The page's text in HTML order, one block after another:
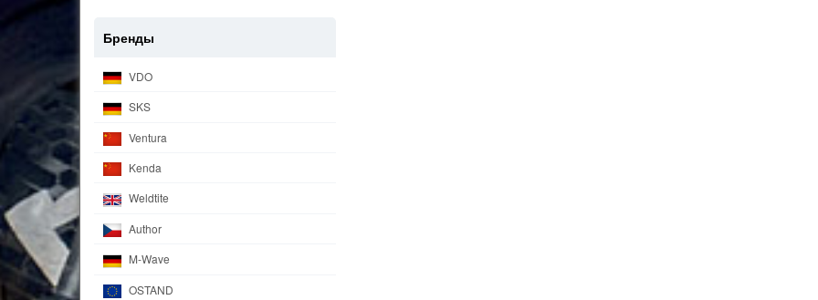
Бренды
VDO
SKS
Ventura
Kenda
Weldtite
Author
M-Wave
OSTAND